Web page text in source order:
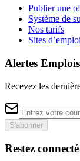
Publier une
Système de
Nos tarifs
Sites d’emploi
Alertes Emplois
Recevez les
S'abonner
Restez connecté